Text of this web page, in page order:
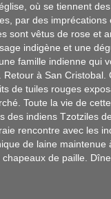
où se tiennent
par des imprécations
sont vêtus de rose et
indigène et une
famille indienne qui
à San Cristobal.
de tuiles rouges
Toute la vie de
des indiens Tzotziles
rencontre avec les
de laine maintenue
de paille.